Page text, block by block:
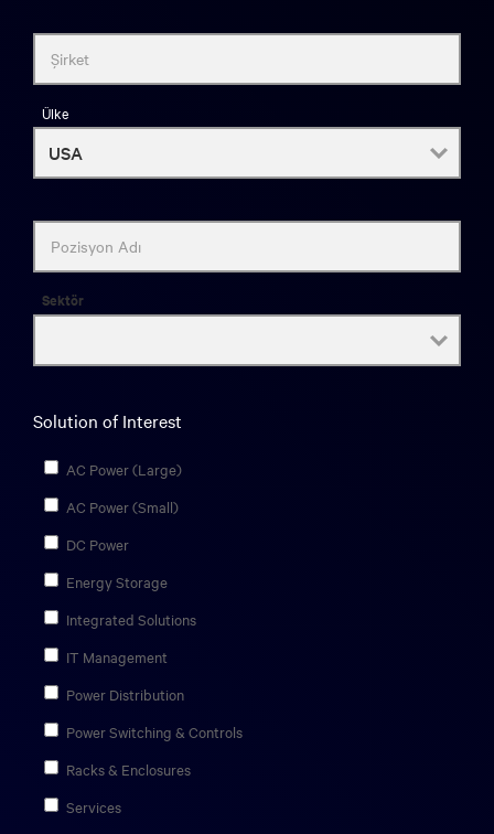
Şirket
Ülke
Pozisyon Adı
Sektör
Solution of Interest
AC Power (Large)
AC Power (Small)
DC Power
Energy Storage
Integrated Solutions
IT Management
Power Distribution
Power Switching & Controls
Racks & Enclosures
Services